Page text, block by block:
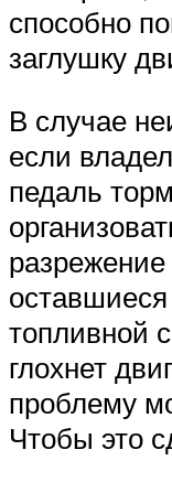
способно
заглушку
В случае
если
педаль
разрежение
топливной
глохнет
проблему
Чтобы это